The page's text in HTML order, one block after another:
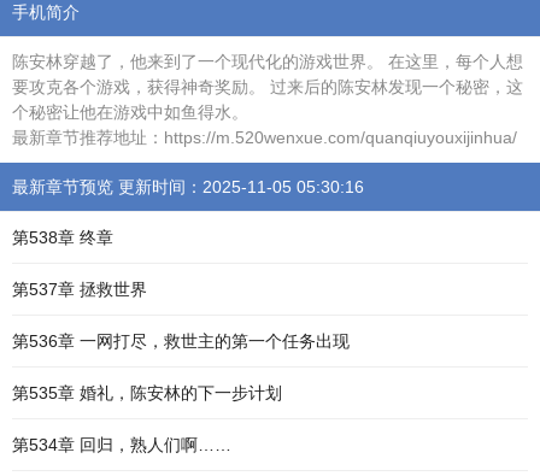
手机简介
陈安林穿越了，他来到了一个现代化的游戏世界。 在这里，每个人想
要攻克各个游戏，获得神奇奖励。 过来后的陈安林发现一个秘密，这
个秘密让他在游戏中如鱼得水。
最新章节推荐地址：https://m.520wenxue.com/quanqiuyouxijinhua/
最新章节预览 更新时间：2025-11-05 05:30:16
第538章 终章
第537章 拯救世界
第536章 一网打尽，救世主的第一个任务出现
第535章 婚礼，陈安林的下一步计划
第534章 回归，熟人们啊……